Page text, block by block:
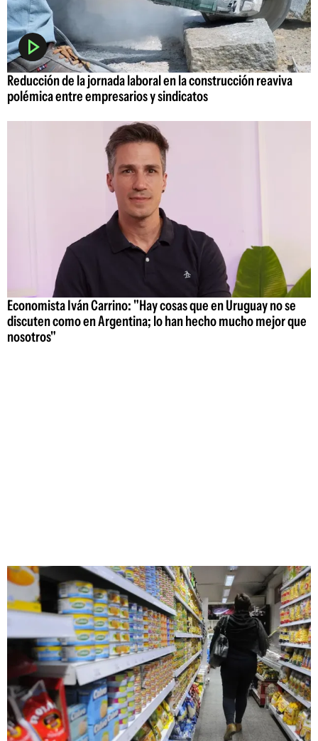
Reducción de la jornada laboral en la construcción reaviva
polémica entre empresarios y sindicatos
Economista Iván Carrino: "Hay cosas que en Uruguay no se
discuten como en Argentina; lo han hecho mucho mejor que
nosotros"